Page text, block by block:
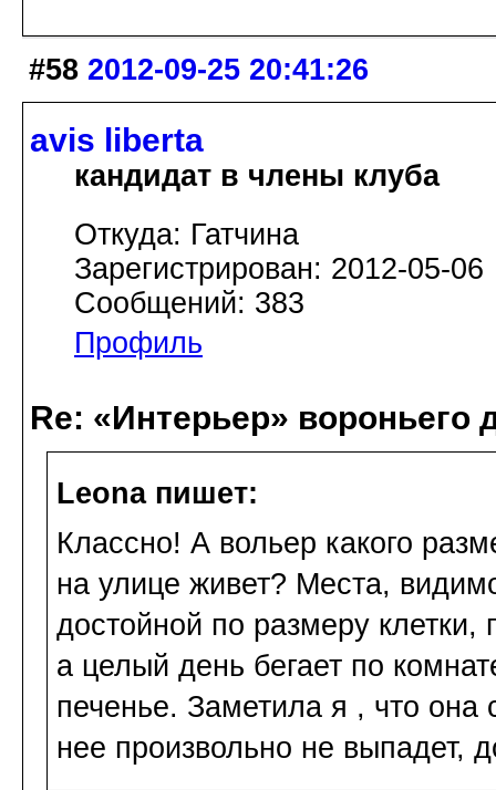
#58 2012-09-25 20:41:26
avis libertа
кандидат в члены клуба
Откуда: Гатчина
Зарегистрирован: 2012-05-06
Сообщений: 383
Профиль
Re: «Интерьер» вороньего
Leona пишет:
Классно! А вольер какого
на улице живет? Места,
достойной по размеру клетки,
а целый день бегает по
печенье. Заметила я , что она
нее произвольно не выпадет,